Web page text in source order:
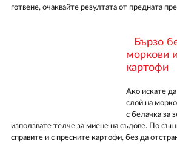
готвене, очаквайте резултата от предната
Бързо
моркови
картофи
Ако искате
слой на
с белачка за
използвате телче за миене на съдове. По
справите и с пресните картофи, без да